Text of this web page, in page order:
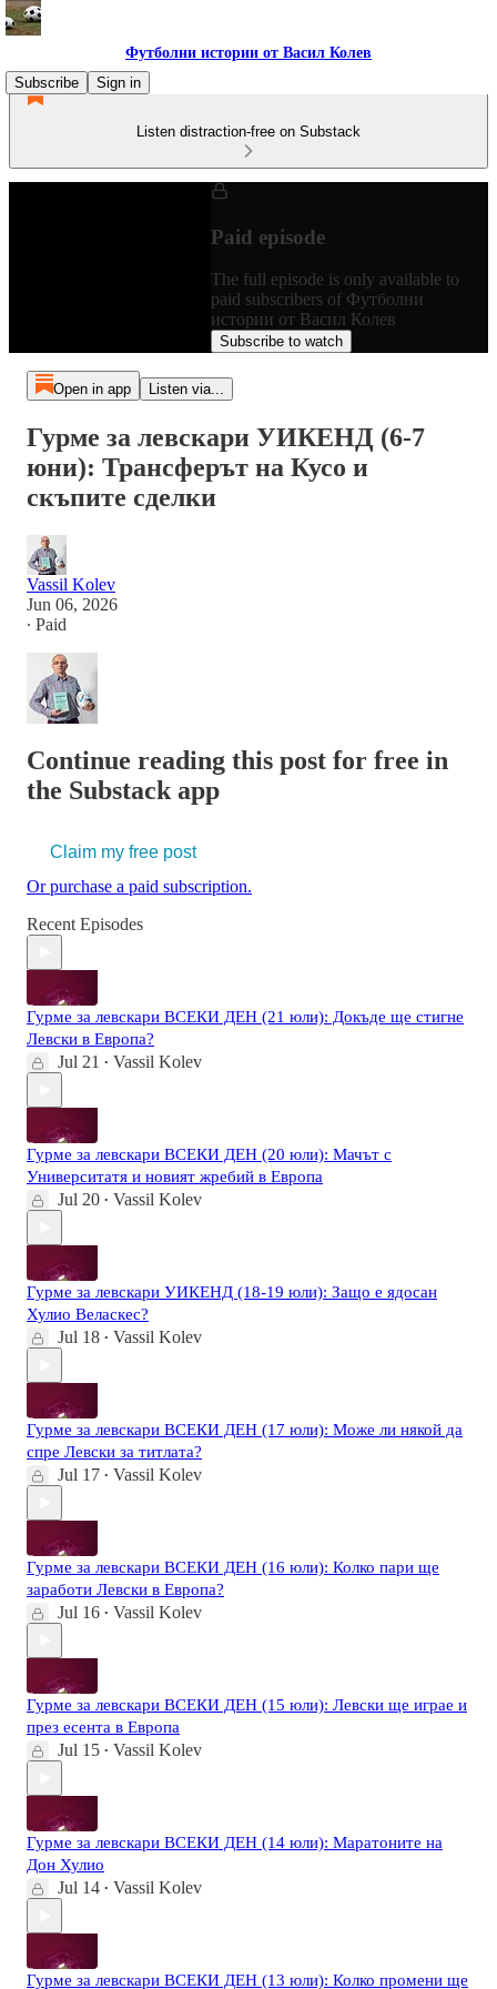
Футболни истории от Васил Колев
Subscribe
Sign in
Listen distraction-free on Substack
Paid episode
The full episode is only available to
paid subscribers of Футболни
истории от Васил Колев
Subscribe to watch
Open in app Listen via...
Гурме за левскари УИКЕНД (6-7
юни): Трансферът на Кусо и
скъпите сделки
Vassil Kolev
Jun 06, 2026
∙ Paid
Continue reading this post for free in
the Substack app
Claim my free post
Or purchase a paid subscription.
Recent Episodes
Гурме за левскари ВСЕКИ ДЕН (21 юли): Докъде ще стигне
Левски в Европа?
Jul 21 • Vassil Kolev
Гурме за левскари ВСЕКИ ДЕН (20 юли): Мачът с
Университатя и новият жребий в Европа
Jul 20 • Vassil Kolev
Гурме за левскари УИКЕНД (18-19 юли): Защо е ядосан
Хулио Веласкес?
Jul 18 • Vassil Kolev
Гурме за левскари ВСЕКИ ДЕН (17 юли): Може ли някой да
спре Левски за титлата?
Jul 17 • Vassil Kolev
Гурме за левскари ВСЕКИ ДЕН (16 юли): Колко пари ще
заработи Левски в Европа?
Jul 16 • Vassil Kolev
Гурме за левскари ВСЕКИ ДЕН (15 юли): Левски ще играе и
през есента в Европа
Jul 15 • Vassil Kolev
Гурме за левскари ВСЕКИ ДЕН (14 юли): Маратоните на
Дон Хулио
Jul 14 • Vassil Kolev
Гурме за левскари ВСЕКИ ДЕН (13 юли): Колко промени ще